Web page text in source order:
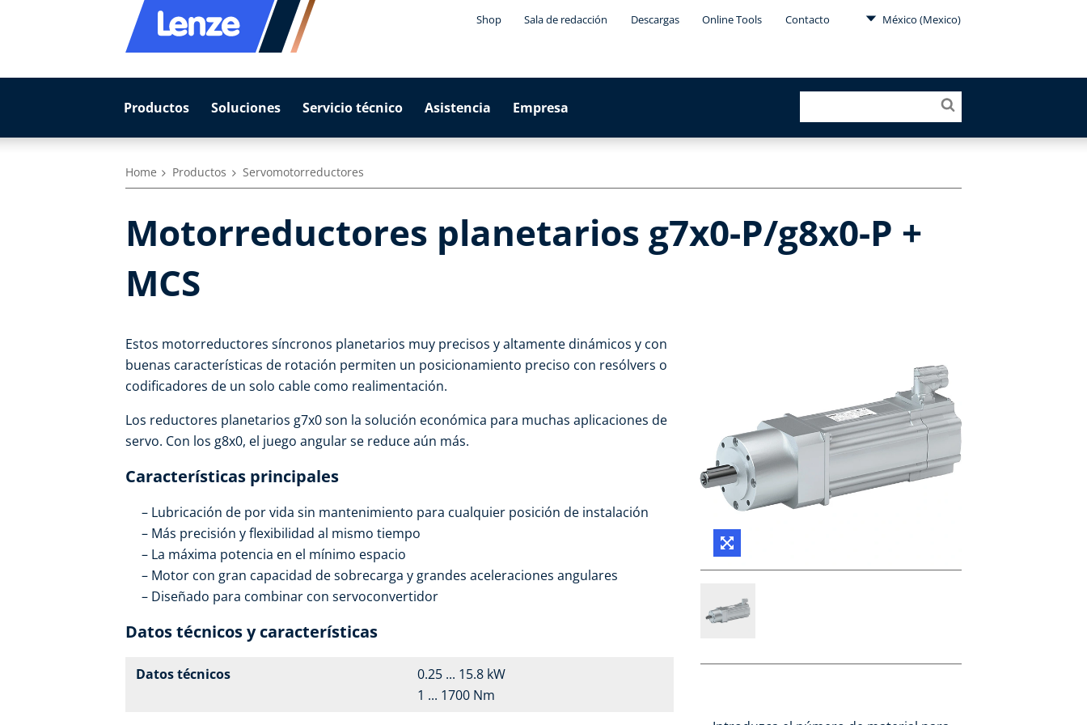
Shop Sala de redacción Descargas Online Tools Contacto México (Mexico)
Productos Soluciones Servicio técnico Asistencia Empresa
Home Productos Servomotorreductores
Motorreductores planetarios g7x0-P/g8x0-P +
MCS
Estos motorreductores síncronos planetarios muy precisos y altamente dinámicos y con
buenas características de rotación permiten un posicionamiento preciso con resólvers o
codificadores de un solo cable como realimentación.
Los reductores planetarios g7x0 son la solución económica para muchas aplicaciones de
servo. Con los g8x0, el juego angular se reduce aún más.
Características principales
Lubricación de por vida sin mantenimiento para cualquier posición de instalación
Más precisión y flexibilidad al mismo tiempo
La máxima potencia en el mínimo espacio
Motor con gran capacidad de sobrecarga y grandes aceleraciones angulares
Diseñado para combinar con servoconvertidor
Datos técnicos y características
Datos técnicos
0.25 ... 15.8 kW
1 ... 1700 Nm